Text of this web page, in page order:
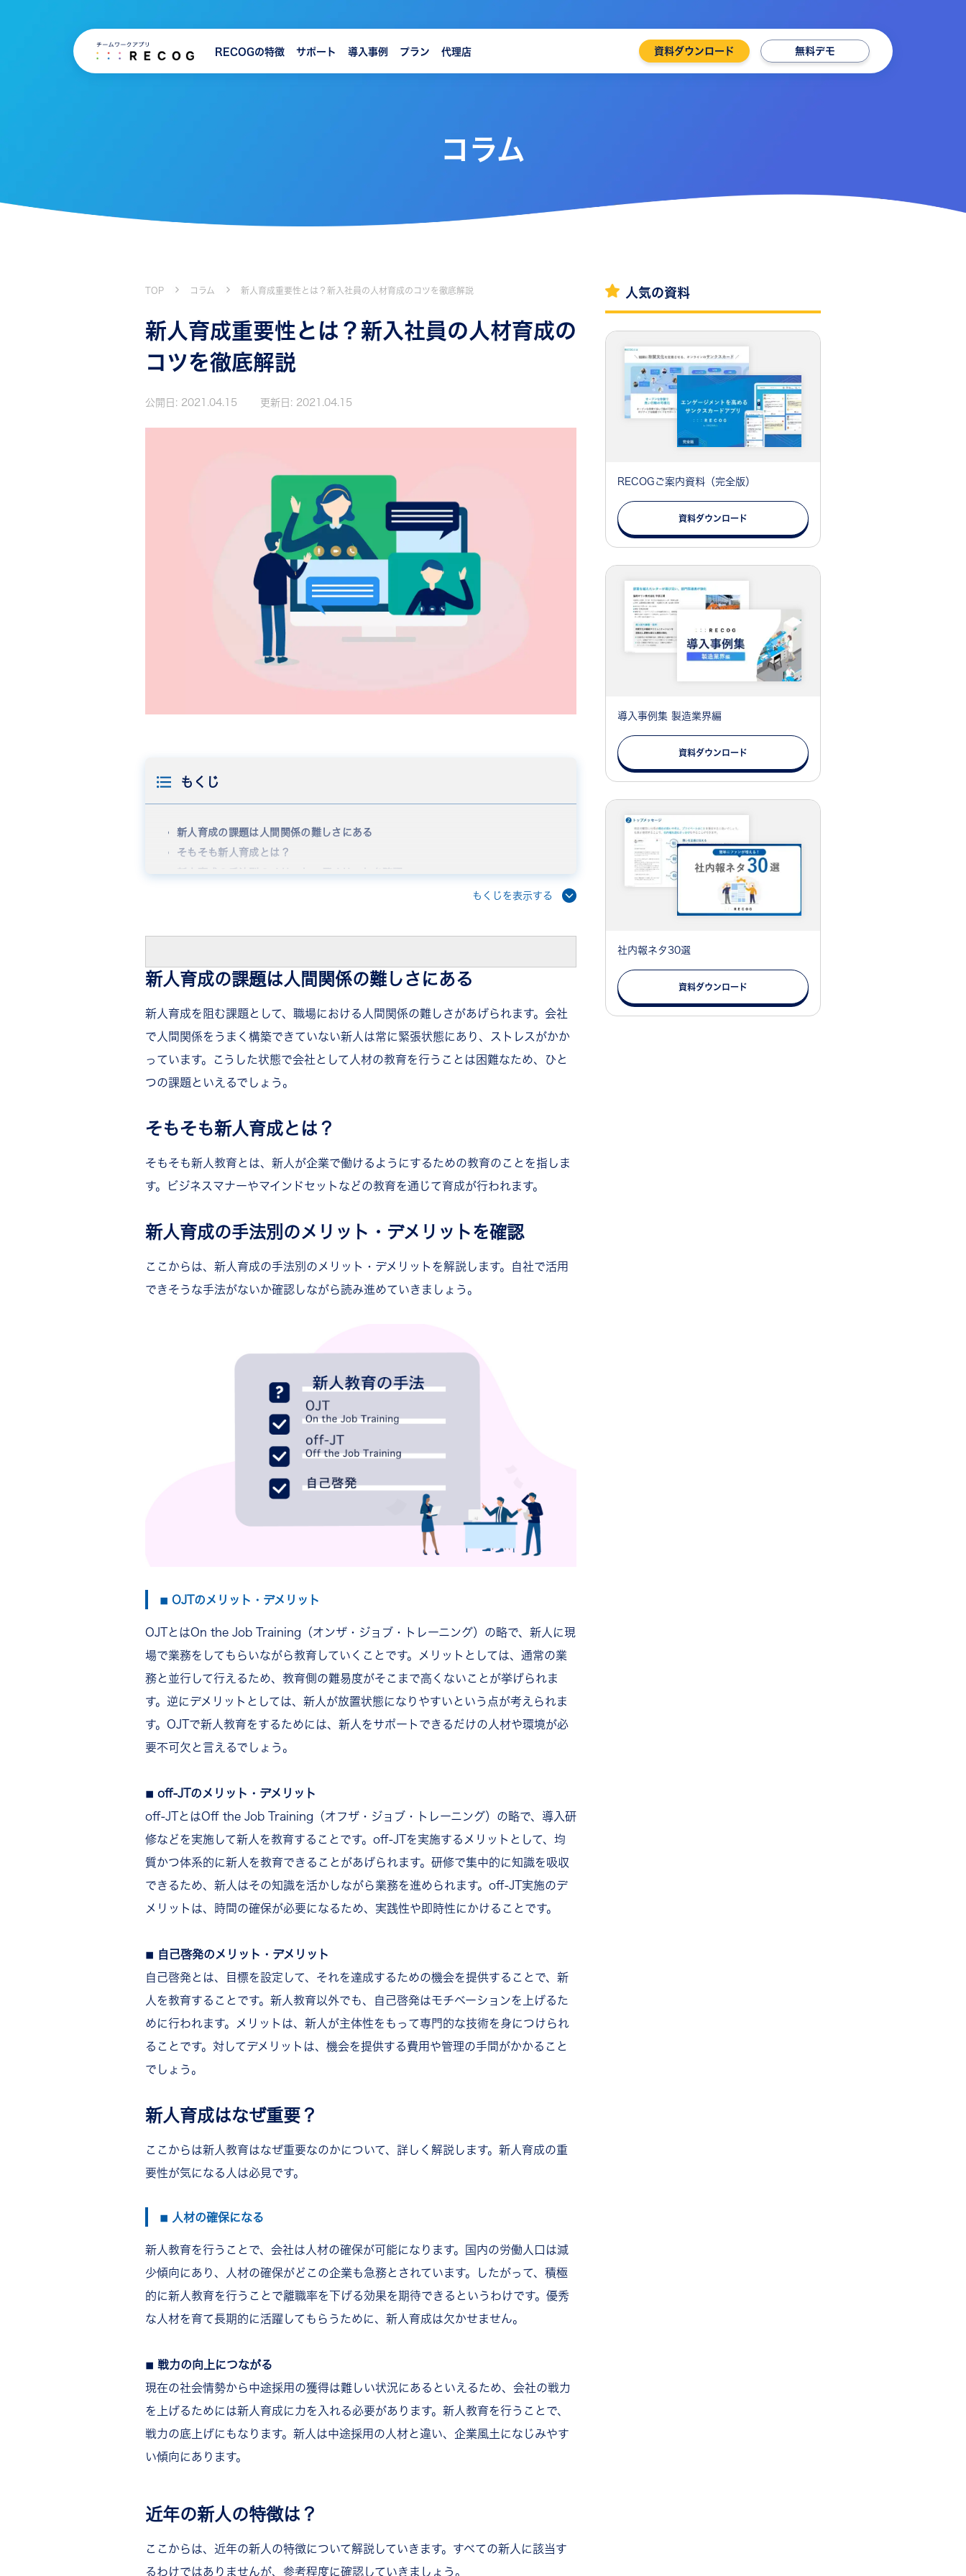
RECOGの特徴 サポート 導入事例 プラン 代理店 資料ダウンロード 無料デモ
コラム
TOP コラム 新人育成重要性とは？新入社員の人材育成のコツを徹底解説
新人育成重要性とは？新入社員の人材育成の
コツを徹底解説
公開日: 2021.04.15 更新日: 2021.04.15
もくじ
新人育成の課題は人間関係の難しさにある
そもそも新人育成とは？
◾︎ 楽しく仕事をして、プライベートを充実させたい
◾︎ キャリアに対する考えがあいまい
新人育成の指導内容とは？
◾︎ 業務に必要な知識・情報を伝える
◾︎ 基本のビジネスマナーを教える
新人育成の準備は何をすれば良い？
◾︎ カリキュラムを作成する
◾︎ フィードバックの準備をする
新人育成を成功させるポイントは？
◾︎ 従来の考え方を押し付けない
◾︎ 先輩・上司から声をかける
◾︎ できるだけ具体的な指示を出す
◾︎ きちんと褒める
もくじを表示する
新人育成の課題は人間関係の難しさにある
新人育成を阻む課題として、職場における人間関係の難しさがあげられます。会社
で人間関係をうまく構築できていない新人は常に緊張状態にあり、ストレスがかか
っています。こうした状態で会社として人材の教育を行うことは困難なため、ひと
つの課題といえるでしょう。
そもそも新人育成とは？
そもそも新人教育とは、新人が企業で働けるようにするための教育のことを指しま
す。ビジネスマナーやマインドセットなどの教育を通じて育成が行われます。
新人育成の手法別のメリット・デメリットを確認
ここからは、新人育成の手法別のメリット・デメリットを解説します。自社で活用
できそうな手法がないか確認しながら読み進めていきましょう。
◾︎ OJTのメリット・デメリット
OJTとはOn the Job Training（オンザ・ジョブ・トレーニング）の略で、新人に現
場で業務をしてもらいながら教育していくことです。メリットとしては、通常の業
務と並行して行えるため、教育側の難易度がそこまで高くないことが挙げられま
す。逆にデメリットとしては、新人が放置状態になりやすいという点が考えられま
す。OJTで新人教育をするためには、新人をサポートできるだけの人材や環境が必
要不可欠と言えるでしょう。
◾︎ off-JTのメリット・デメリット
off-JTとはOff the Job Training（オフザ・ジョブ・トレーニング）の略で、導入研
修などを実施して新人を教育することです。off-JTを実施するメリットとして、均
質かつ体系的に新人を教育できることがあげられます。研修で集中的に知識を吸収
できるため、新人はその知識を活かしながら業務を進められます。off-JT実施のデ
メリットは、時間の確保が必要になるため、実践性や即時性にかけることです。
◾︎ 自己啓発のメリット・デメリット
自己啓発とは、目標を設定して、それを達成するための機会を提供することで、新
人を教育することです。新人教育以外でも、自己啓発はモチベーションを上げるた
めに行われます。メリットは、新人が主体性をもって専門的な技術を身につけられ
ることです。対してデメリットは、機会を提供する費用や管理の手間がかかること
でしょう。
新人育成はなぜ重要？
ここからは新人教育はなぜ重要なのかについて、詳しく解説します。新人育成の重
要性が気になる人は必見です。
◾︎ 人材の確保になる
新人教育を行うことで、会社は人材の確保が可能になります。国内の労働人口は減
少傾向にあり、人材の確保がどこの企業も急務とされています。したがって、積極
的に新人教育を行うことで離職率を下げる効果を期待できるというわけです。優秀
な人材を育て長期的に活躍してもらうために、新人育成は欠かせません。
◾︎ 戦力の向上につながる
現在の社会情勢から中途採用の獲得は難しい状況にあるといえるため、会社の戦力
を上げるためには新人育成に力を入れる必要があります。新人教育を行うことで、
戦力の底上げにもなります。新人は中途採用の人材と違い、企業風土になじみやす
い傾向にあります。
近年の新人の特徴は？
ここからは、近年の新人の特徴について解説していきます。すべての新人に該当す
るわけではありませんが、参考程度に確認していきましょう。
人気の資料
RECOGご案内資料（完全版）
資料ダウンロード
導入事例集 製造業界編
資料ダウンロード
社内報ネタ30選
資料ダウンロード